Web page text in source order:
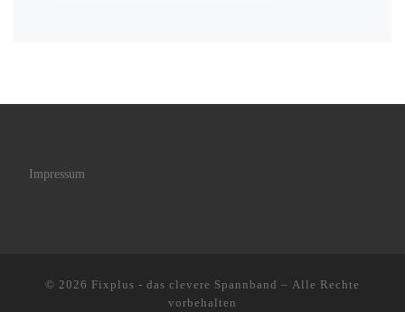
Impressum
© 2026 Fixplus - das clevere Spannband – Alle Rechte
vorbehalten